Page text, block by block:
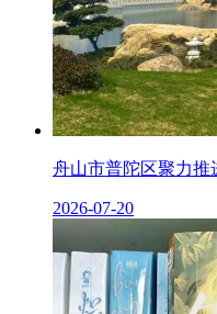
舟山市普陀区聚力推
2026-07-20